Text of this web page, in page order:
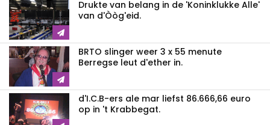
Drukte van belang in de 'Koninklukke Alle'
van d'Òòg'eid.
BRTO slinger weer 3 x 55 menute
Berregse leut d'ether in.
d'I.C.B-ers ale mar liefst 86.666,66 euro
op in 't Krabbegat.